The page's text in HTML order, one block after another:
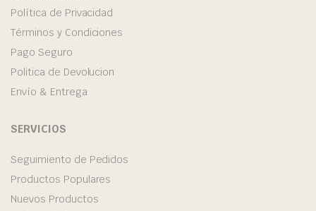
Política de Privacidad
Términos y Condiciones
Pago Seguro
Politica de Devolucion
Envío & Entrega
SERVICIOS
Seguimiento de Pedidos
Productos Populares
Nuevos Productos